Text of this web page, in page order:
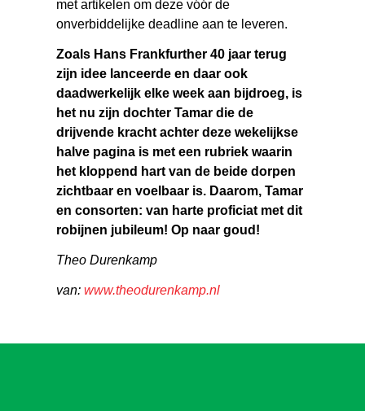
met artikelen om deze vóór de
onverbiddelijke deadline aan te leveren.
Zoals Hans Frankfurther 40 jaar terug
zijn idee lanceerde en daar ook
daadwerkelijk elke week aan bijdroeg, is
het nu zijn dochter Tamar die de
drijvende kracht achter deze wekelijkse
halve pagina is met een rubriek waarin
het kloppend hart van de beide dorpen
zichtbaar en voelbaar is. Daarom, Tamar
en consorten: van harte proficiat met dit
robijnen jubileum! Op naar goud!
Theo Durenkamp
van:www.theodurenkamp.nl